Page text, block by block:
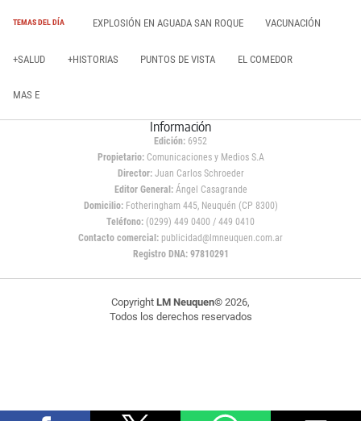
TEMAS DEL DÍA EXPLOSIÓN EN AGUADA SAN ROQUE VACUNACIÓN
+SALUD +HISTORIAS PUNTOS DE VISTA EL COMEDOR
MAS E
Información
Edición: 6952
Propietario:Comunicaciones y Medios S.A
Director: Juan Carlos Schroeder
Editor General:Ángel Casagrande
Domicilio:Fotheringham 445, Neuquén (CP 8300)
Teléfono: (0299) 449 0400 / 449 0410
Contacto comercial: publicidad@lmneuquen.com.ar
Registro DNA: 97810291
Copyright LM Neuquen© 2026,
Todos los derechos reservados